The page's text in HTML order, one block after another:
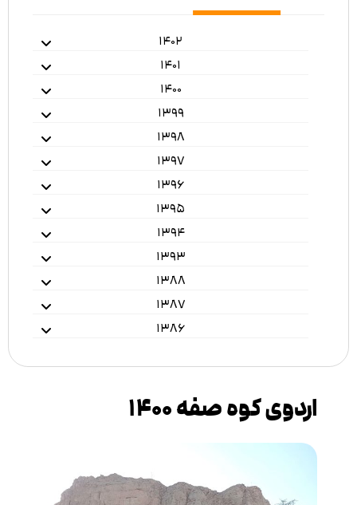
۱۴۰۲
۱۴۰۱
۱۴۰۰
۱۳۹۹
۱۳۹۸
۱۳۹۷
۱۳۹۶
۱۳۹۵
۱۳۹۴
۱۳۹۳
۱۳۸۸
۱۳۸۷
۱۳۸۶
اردوی کوه صفه ۱۴۰۰